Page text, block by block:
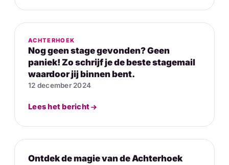
ACHTERHOEK
Nog geen stage gevonden? Geen
paniek! Zo schrijf je de beste stagemail
waardoor jij binnen bent.
12 december 2024
Lees het bericht
Ontdek de magie van de Achterhoek